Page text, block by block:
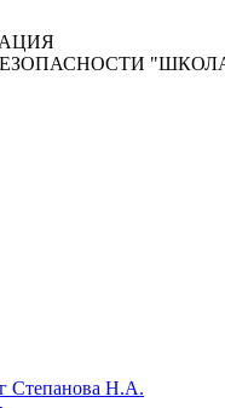
Степанова Н.А.